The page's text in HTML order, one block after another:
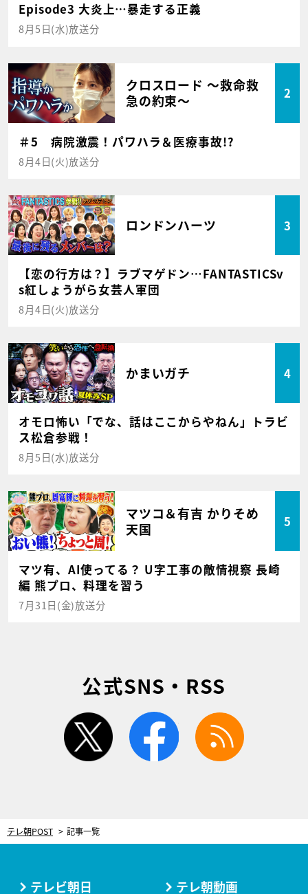
Episode3 大炎上…暴走する正義
8月5日(水)放送分
クロスロード ～救命救
急の約束～
2
＃5 病院激震！パワハラ＆医療事故!?
8月4日(火)放送分
ロンドンハーツ 3
【恋の行方は？】ラブマゲドン…FANTASTICSv
s紅しょうがら女芸人軍団
8月4日(火)放送分
かまいガチ 4
オモロ怖い「でな、話はここからやねん」トラビ
ス松倉参戦！
8月5日(水)放送分
マツコ＆有吉 かりそめ
天国
5
マツ有、AI使ってる？ U字工事の敵情視察 長崎
編 熊プロ、料理を習う
7月31日(金)放送分
公式SNS・RSS
twitter facebook
テレ朝POST 記事一覧
テレビ朝日 テレ朝動画